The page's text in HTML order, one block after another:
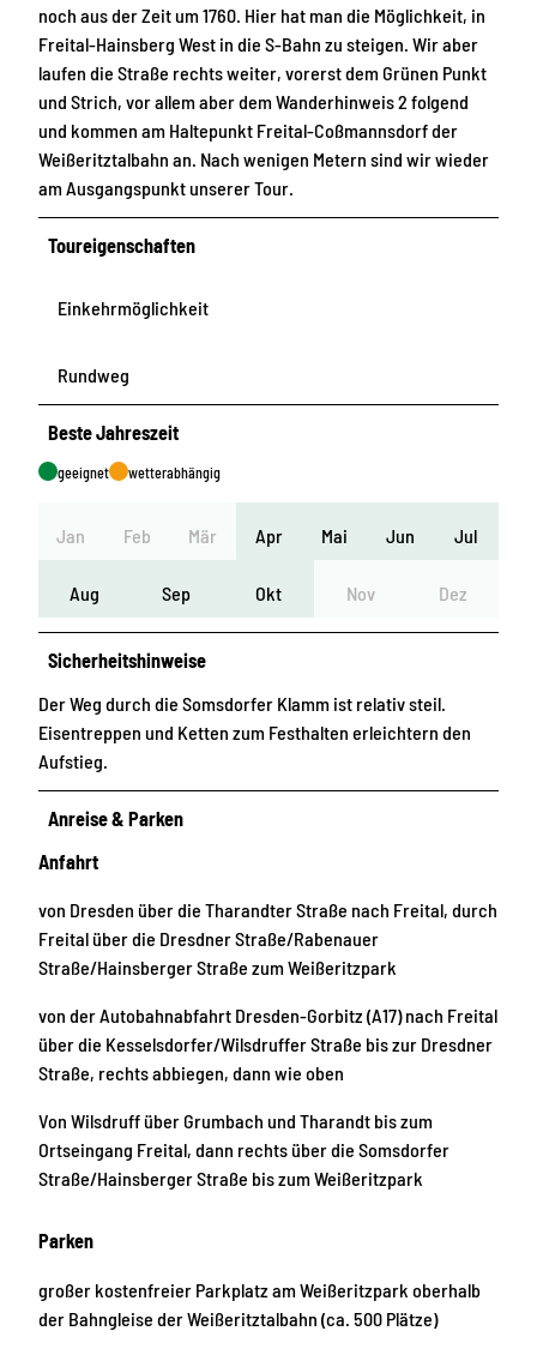
noch aus der Zeit um 1760. Hier hat man die Möglichkeit, in
Freital-Hainsberg West in die S-Bahn zu steigen. Wir aber
laufen die Straße rechts weiter, vorerst dem Grünen Punkt
und Strich, vor allem aber dem Wanderhinweis 2 folgend
und kommen am Haltepunkt Freital-Coßmannsdorf der
Weißeritztalbahn an. Nach wenigen Metern sind wir wieder
am Ausgangspunkt unserer Tour.
Toureigenschaften
Einkehrmöglichkeit
Rundweg
Beste Jahreszeit
geeignet wetterabhängig
Jan Feb Mär Apr Mai Jun Jul
Aug Sep Okt Nov Dez
Sicherheitshinweise
Der Weg durch die Somsdorfer Klamm ist relativ steil.
Eisentreppen und Ketten zum Festhalten erleichtern den
Aufstieg.
Anreise & Parken
Anfahrt
von Dresden über die Tharandter Straße nach Freital, durch
Freital über die Dresdner Straße/Rabenauer
Straße/Hainsberger Straße zum Weißeritzpark
von der Autobahnabfahrt Dresden-Gorbitz (A17) nach Freital
über die Kesselsdorfer/Wilsdruffer Straße bis zur Dresdner
Straße, rechts abbiegen, dann wie oben
Von Wilsdruff über Grumbach und Tharandt bis zum
Ortseingang Freital, dann rechts über die Somsdorfer
Straße/Hainsberger Straße bis zum Weißeritzpark
Parken
großer kostenfreier Parkplatz am Weißeritzpark oberhalb
der Bahngleise der Weißeritztalbahn (ca. 500 Plätze)